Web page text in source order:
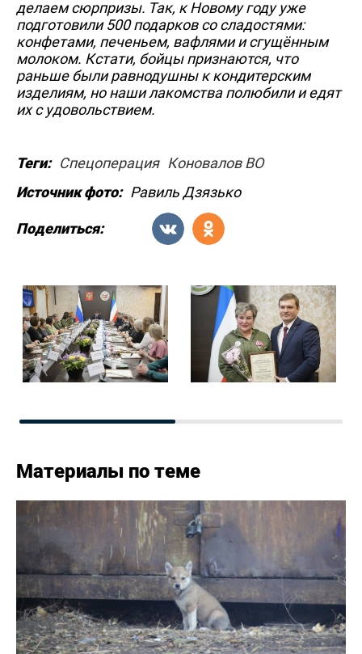
делаем сюрпризы. Так, к Новому году уже
подготовили 500 подарков со сладостями:
конфетами, печеньем, вафлями и сгущённым
молоком. Кстати, бойцы признаются, что
раньше были равнодушны к кондитерским
изделиям, но наши лакомства полюбили и едят
их с удовольствием.
Теги: Спецоперация Коновалов ВО
Источник фото: Равиль Дзязько
Поделиться:
Материалы по теме